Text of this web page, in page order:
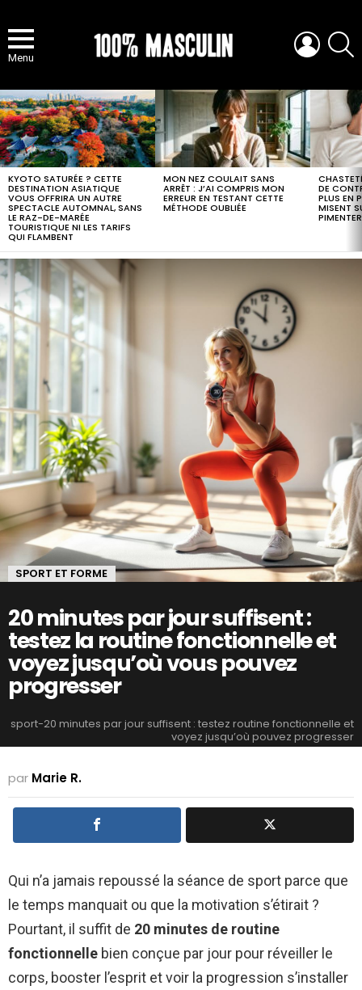
Menu
LOGIN
MOST
VIEWED
STORIES
KYOTO SATURÉE ? CETTE
DESTINATION ASIATIQUE
VOUS OFFRIRA UN AUTRE
SPECTACLE AUTOMNAL, SANS
LE RAZ-DE-MARÉE
TOURISTIQUE NI LES TARIFS
QUI FLAMBENT
MON NEZ COULAIT SANS
ARRÊT : J’AI COMPRIS MON
ERREUR EN TESTANT CETTE
MÉTHODE OUBLIÉE
DE
PLUS EN
MISENT
SPORT ET FORME
20 minutes par jour suffisent :
testez la routine fonctionnelle et
voyez jusqu’où vous pouvez
progresser
sport-20 minutes par jour suffisent : testez routine fonctionnelle et
voyez jusqu’où pouvez progresser
par Marie R.
Qui n’a jamais repoussé la séance de sport parce que
le temps manquait ou que la motivation s’étirait ?
Pourtant, il suffit de 20 minutes de routine
fonctionnelle bien conçue par jour pour réveiller le
corps, booster l’esprit et voir la progression s’installer